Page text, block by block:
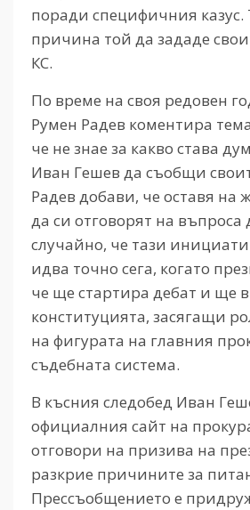
поради специфичния казус.
причина той да зададе
КС.
По време на своя редовен
Румен Радев коментира
че не знае за какво става
Иван Гешев да съобщи
Радев добави, че оставя на
да си отговорят на въпроса
случайно, че тази
идва точно сега, когато
че ще стартира дебат и ще
конституцията, засягащи
на фигурата на главния
съдебната система.
В късния следобед Иван
официалния сайт на
отговори на призива на
разкрие причините за
Прессъобщението е